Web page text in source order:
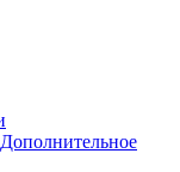
Дополнительное